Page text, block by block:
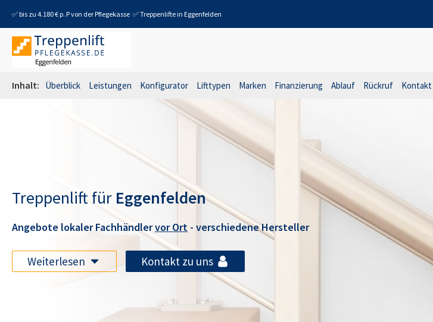
✅ bis zu 4.180 € p. P von der Pflegekasse ✅ Treppenlifte in Eggenfelden
Inhalt: Überblick Leistungen Konfigurator Lifttypen Marken Finanzierung Ablauf Rückruf Kontakt
Treppenlift für Eggenfelden
Angebote lokaler Fachhändlervor Ort - verschiedene Hersteller
Weiterlesen Kontakt zu uns